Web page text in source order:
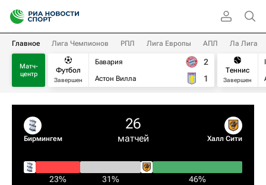
Главное Лига Чемпионов РПЛ Лига Европы АПЛ Ла Лига
Матч-
центр
Футбол
Завершен
Бавария
Астон Вилла
2
1
Теннис
Завершен
Бирмингем
26
матчей Халл Сити
23% 31% 46%